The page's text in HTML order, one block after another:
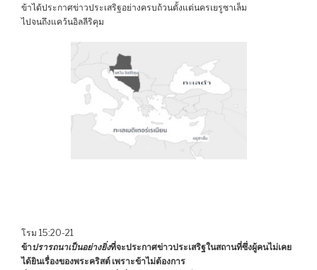
ข้าได้ประกาศข่าวประเสริฐอย่างครบถ้วนตั้งแต่นครเยรูซาเล็ม
ไปจนถึงแคว้นอิลลีริคุม
โรม 15:20-21
ข้าปรารถนาเป็นอย่างยิ่งที่จะประกาศข่าวประเสริฐในสถานที่ซึ่งผู้คนไม่เคย
ได้ยินเรื่องของพระคริสต์ เพราะข้าไม่ต้องการ